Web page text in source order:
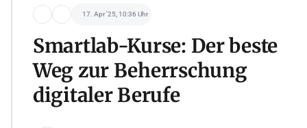
17. Apr '25, 10:36 Uhr
Smartlab-Kurse: Der beste
Weg zur Beherrschung
digitaler Berufe